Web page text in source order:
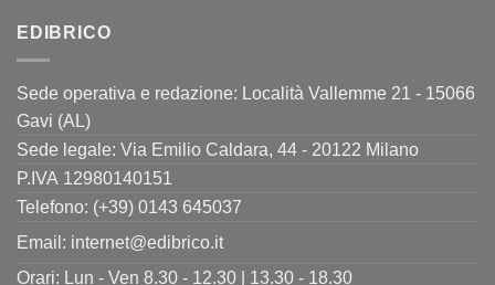
EDIBRICO
Sede operativa e redazione: Località Vallemme 21 - 15066
Gavi (AL)
Sede legale: Via Emilio Caldara, 44 - 20122 Milano
P.IVA 12980140151
Telefono: (+39) 0143 645037
Email: internet@edibrico.it
Orari: Lun - Ven 8.30 - 12.30 | 13.30 - 18.30